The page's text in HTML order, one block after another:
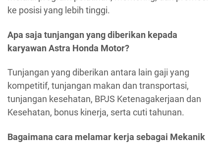
ke posisi yang lebih tinggi.
Apa saja tunjangan yang diberikan kepada
karyawan Astra Honda Motor?
Tunjangan yang diberikan antara lain gaji yang
kompetitif, tunjangan makan dan transportasi,
tunjangan kesehatan, BPJS Ketenagakerjaan dan
Kesehatan, bonus kinerja, serta cuti tahunan.
Bagaimana cara melamar kerja sebagai Mekanik